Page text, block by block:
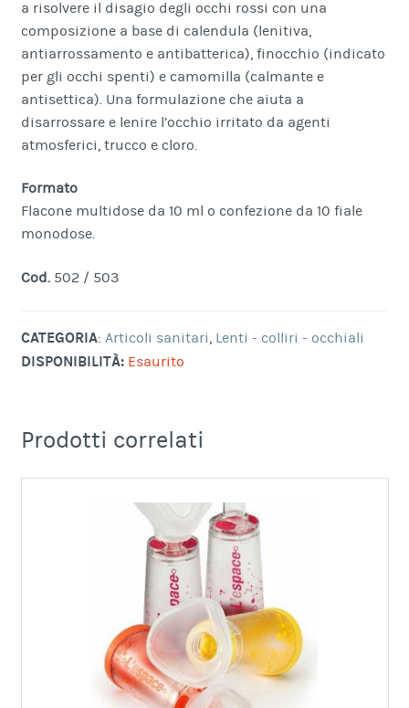
a risolvere il disagio degli occhi rossi con una
composizione a base di calendula (lenitiva,
antiarrossamento e antibatterica), finocchio (indicato
per gli occhi spenti) e camomilla (calmante e
antisettica). Una formulazione che aiuta a
disarrossare e lenire l’occhio irritato da agenti
atmosferici, trucco e cloro.
Formato
Flacone multidose da 10 ml o confezione da 10 fiale
monodose.
Cod.502 / 503
CATEGORIA: Articoli sanitari, Lenti - colliri - occhiali
DISPONIBILITÀ: Esaurito
Prodotti correlati